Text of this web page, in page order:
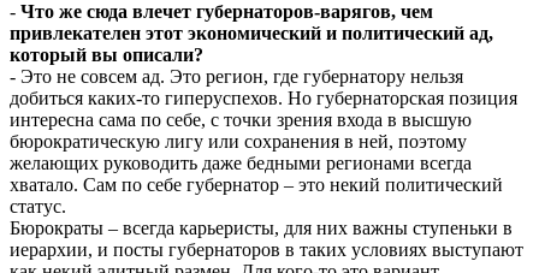
- Что же сюда влечет губернаторов-варягов, чем
привлекателен этот экономический и политический ад,
который вы описали?
- Это не совсем ад. Это регион, где губернатору нельзя
добиться каких-то гиперуспехов. Но губернаторская позиция
интересна сама по себе, с точки зрения входа в высшую
бюрократическую лигу или сохранения в ней, поэтому
желающих руководить даже бедными регионами всегда
хватало. Сам по себе губернатор – это некий политический
статус.
Бюрократы – всегда карьеристы, для них важны ступеньки в
иерархии, и посты губернаторов в таких условиях выступают